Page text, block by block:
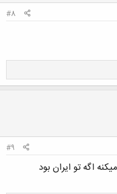
#8
#9
اگه تو ایران بود